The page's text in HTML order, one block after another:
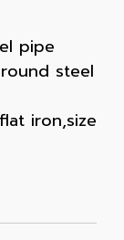
pipe
steel
iron,size